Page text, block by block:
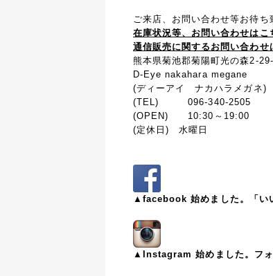
ご来店、お問い合わせ等お待ち
在庫状況等、お問い合わせはこ
通信販売に関するお問い合わせ
熊本県菊池郡菊陽町光の森2-
D-Eye nakahara megane
(ディーアイ ナカハラメガネ)
(TEL) 096-340-2505
(OPEN) 10:30～19:00
(定休日) 水曜日
▲facebook 始めました。「い
▲Instagram 始めました。フォ